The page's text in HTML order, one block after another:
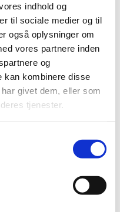
indhold og
til sociale medier og til
også oplysninger om
vores partnere inden
og
kan kombinere disse
givet dem, eller som
tjenester.